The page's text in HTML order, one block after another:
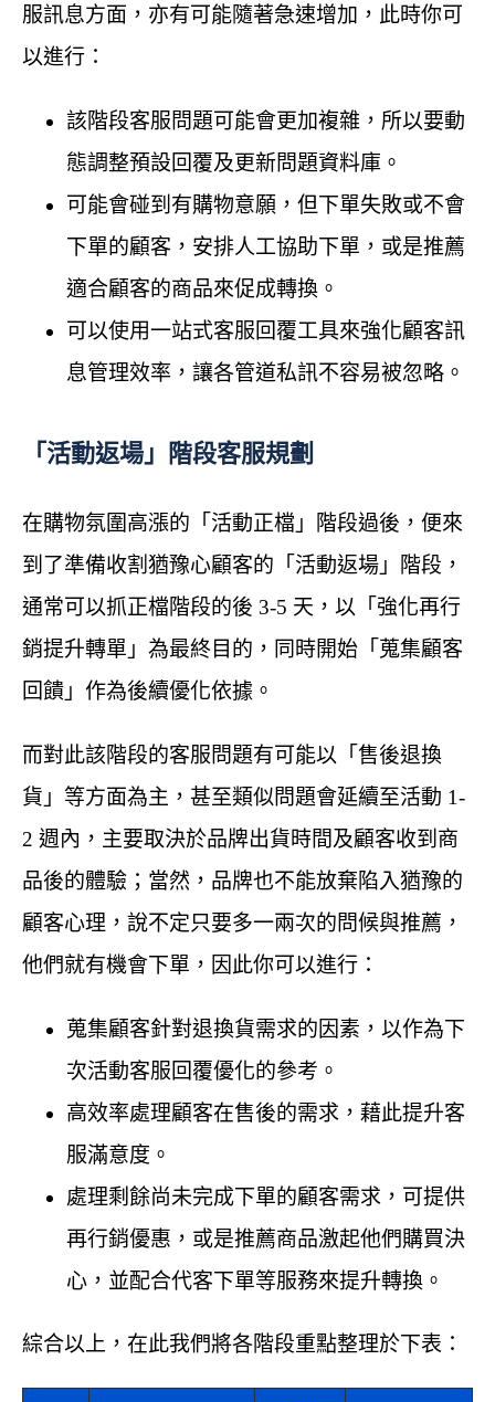
服訊息方面，亦有可能隨著急速增加，此時你可
以進行：
該階段客服問題可能會更加複雜，所以要動
態調整預設回覆及更新問題資料庫。
可能會碰到有購物意願，但下單失敗或不會
下單的顧客，安排人工協助下單，或是推薦
適合顧客的商品來促成轉換。
可以使用一站式客服回覆工具來強化顧客訊
息管理效率，讓各管道私訊不容易被忽略。
「活動返場」階段客服規劃
在購物氛圍高漲的「活動正檔」階段過後，便來
到了準備收割猶豫心顧客的「活動返場」階段，
通常可以抓正檔階段的後 3-5 天，以「強化再行
銷提升轉單」為最終目的，同時開始「蒐集顧客
回饋」作為後續優化依據。
而對此該階段的客服問題有可能以「售後退換
貨」等方面為主，甚至類似問題會延續至活動 1-
2 週內，主要取決於品牌出貨時間及顧客收到商
品後的體驗；當然，品牌也不能放棄陷入猶豫的
顧客心理，說不定只要多一兩次的問候與推薦，
他們就有機會下單，因此你可以進行：
蒐集顧客針對退換貨需求的因素，以作為下
次活動客服回覆優化的參考。
高效率處理顧客在售後的需求，藉此提升客
服滿意度。
處理剩餘尚未完成下單的顧客需求，可提供
再行銷優惠，或是推薦商品激起他們購買決
心，並配合代客下單等服務來提升轉換。
綜合以上，在此我們將各階段重點整理於下表：